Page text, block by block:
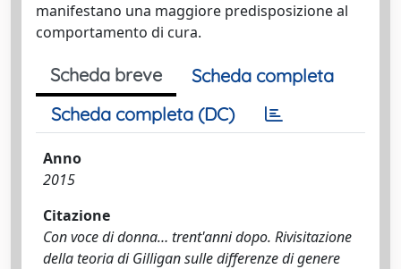
manifestano una maggiore predisposizione al
comportamento di cura.
Scheda breve
Scheda completa
Scheda completa (DC)
Anno
2015
Citazione
Con voce di donna… trent'anni dopo. Rivisitazione
della teoria di Gilligan sulle differenze di genere